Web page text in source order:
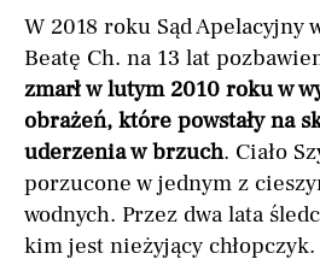
W 2018 roku Sąd Apelacyjny
Beatę Ch. na 13 lat
zmarł w lutym 2010 roku w
obrażeń, które powstały na
uderzenia w brzuch. Ciało
porzucone w jednym z
wodnych. Przez dwa lata
kim jest nieżyjący chłopczyk.